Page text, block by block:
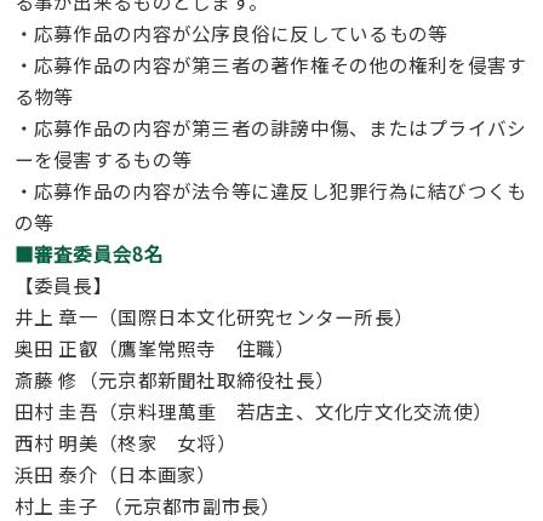
・応募作品の内容が公序良俗に反しているもの等
・応募作品の内容が第三者の著作権その他の権利を侵害す
る物等
・応募作品の内容が第三者の誹謗中傷、またはプライバシ
ーを侵害するもの等
・応募作品の内容が法令等に違反し犯罪行為に結びつくも
の等
■審査委員会8名
【委員長】
井上 章一（国際日本文化研究センター所長）
奥田 正叡（鷹峯常照寺 住職）
斎藤 修（元京都新聞社取締役社長）
田村 圭吾（京料理萬重 若店主、文化庁文化交流使）
西村 明美（柊家 女将）
浜田 泰介（日本画家）
村上 圭子 （元京都市副市長）